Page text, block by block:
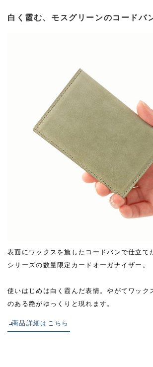
白く霞む、モスグリーンのコードバ
表面にワックスを施したコードバンで仕立て
シリーズの数量限定カードオーガナイザー。
使いはじめは白く霞んだ表情。やがてワック
のある艶がゆっくりと現れます。
商品詳細はこちら